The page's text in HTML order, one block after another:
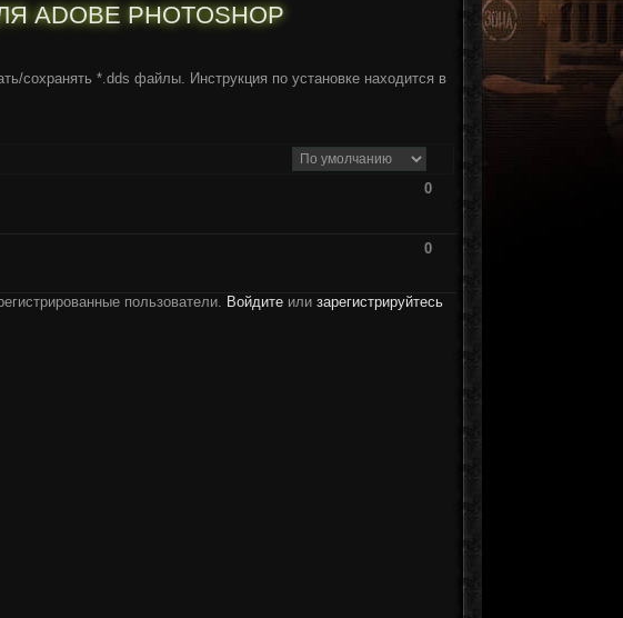
ADOBE PHOTOSHOP
сохранять *.dds файлы. Инструкция по установке находится в
0
0
пользователи. Войдите или зарегистрируйтесь